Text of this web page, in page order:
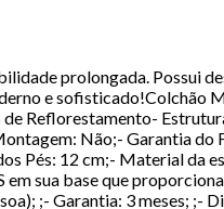
prolongada. Possui
e sofisticado!Colchão
Reflorestamento-
Não;- Garantia do
Pés: 12 cm;- Material da
sua base que
;- Garantia: 3 meses; ;-